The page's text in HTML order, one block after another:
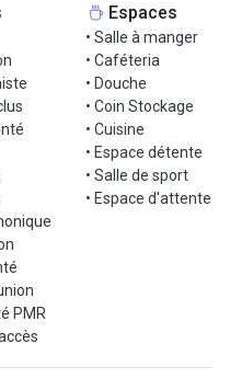
le prix. N'hésitez pas à
ou pour organiser une
PMR
Espaces
• Salle à manger
• Caféteria
• Douche
• Coin Stockage
• Cuisine
• Espace détente
• Salle de sport
• Espace d'attente